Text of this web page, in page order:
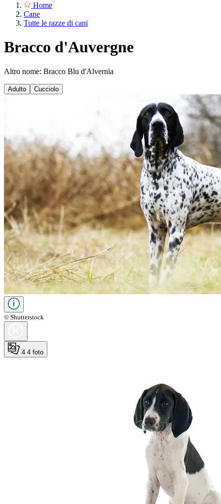
Home
Cane
Tutte le razze di cani
Bracco d'Auvergne
Altro nome: Bracco Blu d'Alvernia
Adulto Cucciolo
© Shutterstock
4 4 foto